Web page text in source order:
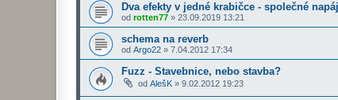
Dva efekty v jedné krabičce - společné
od rotten77 » 23.09.2019 13:21
schema na reverb
od Argo22 » 7.04.2012 17:34
Fuzz - Stavebnice, nebo stavba?
od AlešK » 9.02.2012 19:23